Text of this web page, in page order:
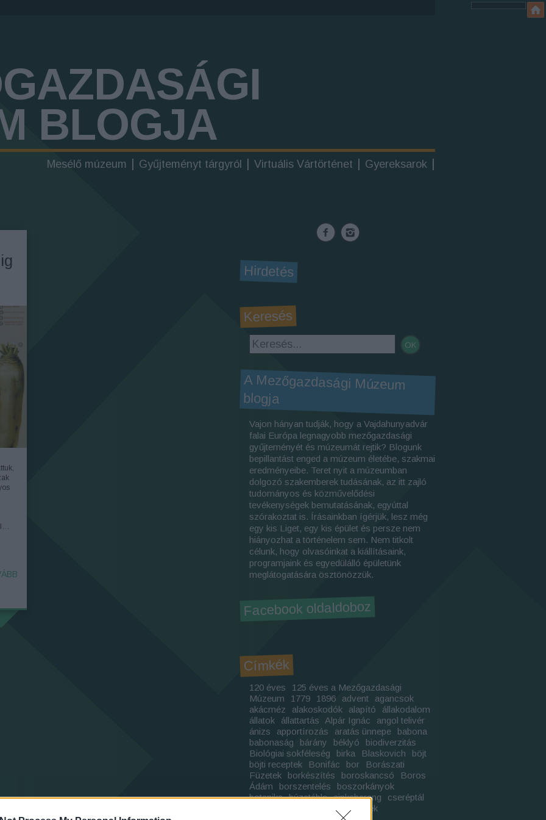
BLOGJA
Mesélő múzeum Gyűjteményt tárgyról Virtuális Vártörténet Gyereksarok
Hirdetés
Keresés
A Mezőgazdasági Múzeum
blogja
Vajon hányan tudják, hogy a Vajdahunyadvár
falai Európa legnagyobb mezőgazdasági
gyűjteményét és múzeumát rejtik? Blogunk
bepillantást enged a múzeum életébe, szakmai
eredményeibe. Teret nyit a múzeumban
dolgozó szakemberek tudásának, az itt zajló
tudományos és közművelődési
tevékenységek bemutatásának, egyúttal
szórakoztat is. Írásainkban ígérjük, lesz még
egy kis Liget, egy kis épület és persze nem
hiányozhat a történelem sem. Nem titkolt
célunk, hogy olvasóinkat a kiállításaink,
programjaink és egyedülálló épületünk
meglátogatására ösztönözzük.
Facebook oldaldoboz
Címkék
120 éves
125 éves a Mezőgazdasági
Múzeum
1779 1896 advent
agancsok
akácméz
alakoskodók alapító
állakodalom
állatok
állattartás Alpár Ignác
angol telivér
ánizs
apportírozás aratás ünnepe
babona
babonaság
bárány béklyó
biodiverzitás
Biológiai sokféleség
birka Blaskovich
böjt
böjti receptek
Bonifác bor
Borászati
Füzetek
borkészítés boroskancsó
Boros
Ádám
borszentelés
boszorkányok
botanika búzatábla cinkeharang
cseréptál
csillagének